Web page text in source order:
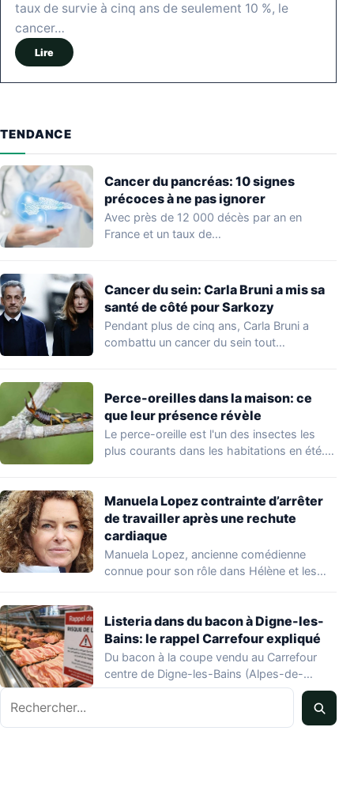
taux de survie à cinq ans de seulement 10 %, le
cancer…
Lire
TENDANCE
Cancer du pancréas: 10 signes
précoces à ne pas ignorer
Avec près de 12 000 décès par an en
France et un taux de…
Cancer du sein: Carla Bruni a mis sa
santé de côté pour Sarkozy
Pendant plus de cinq ans, Carla Bruni a
combattu un cancer du sein tout…
Perce-oreilles dans la maison: ce
que leur présence révèle
Le perce-oreille est l'un des insectes les
plus courants dans les habitations en été.…
Manuela Lopez contrainte d’arrêter
de travailler après une rechute
cardiaque
Manuela Lopez, ancienne comédienne
connue pour son rôle dans Hélène et les
Listeria dans du bacon à Digne-les-
Bains: le rappel Carrefour expliqué
Du bacon à la coupe vendu au Carrefour
centre de Digne-les-Bains (Alpes-de-
Haute-Provence) fait l'objet…